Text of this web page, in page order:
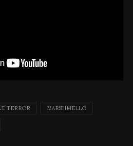
TERROR MARSHMELLO